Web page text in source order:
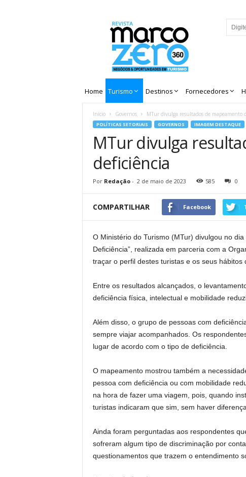
Home Turismo Destinos Fornecedores
Início Governos MTur divulga resultados de mapeamento
POLÍTICAS SETORIAIS GOVERNOS IMAGEM DESTAQUE
MTur divulga
deficiência
Por Redação- 2 de maio de 2023 585 0
COMPARTILHAR Facebook
O Ministério do Turismo (MTur) divulgou no
Deficiência”, realizada em parceria com a
traçar o perfil destes turistas e os seus
Entre os resultados alcançados, o
deficiência física, intelectual e mobilidade
Além disso, o grupo de pessoas com
sempre viajar acompanhados. Os
lugar de acordo com o tipo de deficiência.
O mapeamento mostrou também a
pessoa com deficiência ou com mobilidade
na hora de fazer uma viagem, pois, quando
turistas indicaram que sim, sem haver
Ainda foram perguntadas aos respondentes
sofreram algum tipo de discriminação por
questionamentos que trazem o entendimento